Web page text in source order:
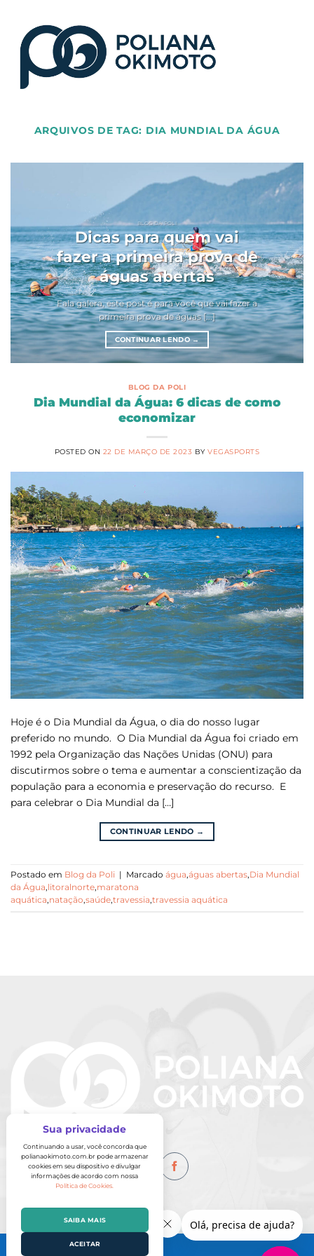
ARQUIVOS DE TAG: DIA MUNDIAL DA ÁGUA
BLOG DA POLI
Dicas para quem vai
fazer a primeira prova de
águas abertas
Fala galera, este post é para você que vai fazer a
primeira prova de águas [...]
CONTINUAR LENDO→
BLOG DA POLI
Dia Mundial da Água: 6 dicas de como
economizar
POSTED ON 22 DE MARÇO DE 2023 BYVEGASPORTS
Hoje é o Dia Mundial da Água, o dia do nosso lugar
preferido no mundo. O Dia Mundial da Água foi criado em
1992 pela Organização das Nações Unidas (ONU) para
discutirmos sobre o tema e aumentar a conscientização da
população para a economia e preservação do recurso. E
para celebrar o Dia Mundial da […]
CONTINUAR LENDO →
Postado em Blog da Poli Marcado água,águas abertas,Dia Mundial
da Água, litoralnorte,maratona
aquática,natação,saúde,travessia,travessia aquática